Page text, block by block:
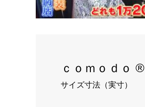
ｃｏｍｏｄｏ ®
サイズ寸法（実寸）